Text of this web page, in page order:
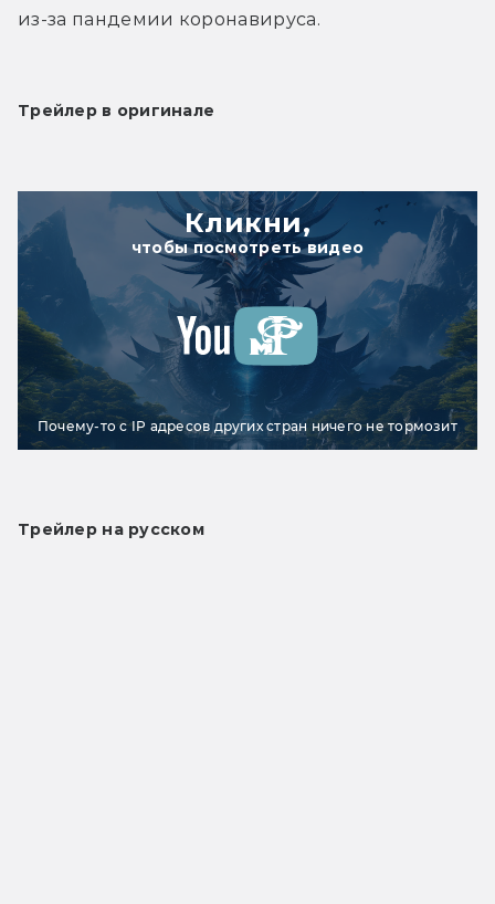
из-за пандемии коронавируса.
Трейлер в оригинале
Кликни,
чтобы посмотреть видео
Почему-то с IP адресов других стран ничего не тормозит
Трейлер на русском